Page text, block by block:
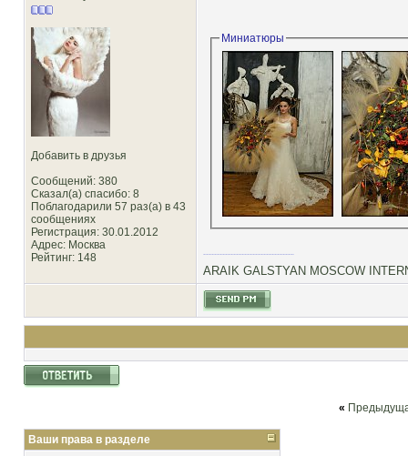
Добавить в друзья
Сообщений: 380
Сказал(а) спасибо: 8
Поблагодарили 57 раз(а) в 43
сообщениях
Регистрация: 30.01.2012
Адрес: Москва
Рейтинг: 148
Миниатюры
ARAIK GALSTYAN MOSCOW
«
Ваши права в разделе